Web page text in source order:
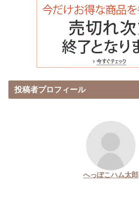
投稿者プロフィール
へっぽこハム太郎